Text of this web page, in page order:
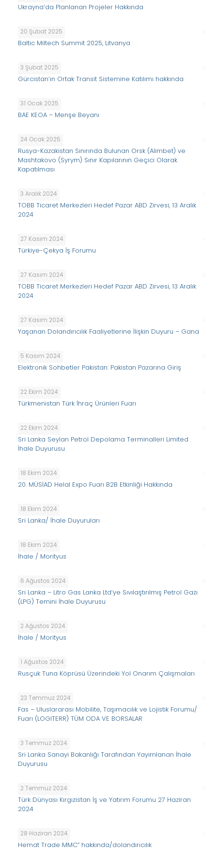
Ukrayna’da Planlanan Projeler Hakkında
20 Şubat 2025
Baltic Miltech Summit 2025, Litvanya
3 Şubat 2025
Gürcistan’ın Ortak Transit Sistemine Katılımı hakkında
31 Ocak 2025
BAE KEOA – Menşe Beyanı
24 Ocak 2025
Rusya-Kazakistan Sınırında Bulunan Orsk (Alimbet) ve
Mashtakovo (Syrym) Sınır Kapılarının Geçici Olarak
Kapatılması
3 Aralık 2024
TOBB Ticaret Merkezleri Hedef Pazar ABD Zirvesi, 13 Aralık
2024
27 Kasım 2024
Türkiye-Çekya İş Forumu
27 Kasım 2024
TOBB Ticaret Merkezleri Hedef Pazar ABD Zirvesi, 13 Aralık
2024
27 Kasım 2024
Yaşanan Dolandırıcılık Faaliyetlerine İlişkin Duyuru – Gana
5 Kasım 2024
Elektronik Sohbetler Pakistan: Pakistan Pazarına Giriş
22 Ekim 2024
Türkmenistan Türk İhraç Ürünleri Fuarı
22 Ekim 2024
Sri Lanka Seylan Petrol Depolama Terminalleri Limited
İhale Duyurusu
18 Ekim 2024
20. MÜSİAD Helal Expo Fuarı B2B Etkinliği Hakkında
18 Ekim 2024
Sri Lanka/ İhale Duyuruları
18 Ekim 2024
İhale / Morityus
6 Ağustos 2024
Sri Lanka – Litro Gas Lanka Ltd’ye Sıvılaştırılmış Petrol Gazı
(LPG) Temini İhale Duyurusu
2 Ağustos 2024
İhale / Morityus
1 Ağustos 2024
Rusçuk Tuna Köprüsü Üzerindeki Yol Onarım Çalışmaları
23 Temmuz 2024
Fas – Uluslararası Mobilite, Taşımacılık ve Lojistik Forumu/
Fuarı (LOGITERR) TÜM ODA VE BORSALAR
3 Temmuz 2024
Sri Lanka Sanayi Bakanlığı Tarafından Yayımlanan İhale
Duyurusu
2 Temmuz 2024
Türk Dünyası Kırgızistan İş ve Yatırım Forumu 27 Haziran
2024
28 Haziran 2024
Hemat Trade MMC” hakkında/dolandırıcılık